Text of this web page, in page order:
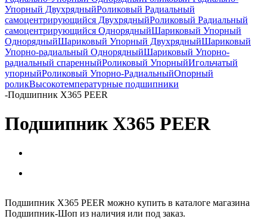
Упорный ДвухрядныйРоликовый Радиальный
самоцентрирующийся ДвухрядныйРоликовый Радиальный
самоцентрирующийся ОднорядныйШариковый Упорный
ОднорядныйШариковый Упорный ДвухрядныйШариковый
Упорно-радиальный ОднорядныйШариковый Упорно-
радиальный спаренныйРоликовый УпорныйИгольчатый
упорныйРоликовый Упорно-РадиальныйОпорный
роликВысокотемпературные подшипники
-Подшипник X365 PEER
Подшипник X365 PEER
Подшипник X365 PEER можно купить в каталоге магазина
Подшипник-Шоп из наличия или под заказ.